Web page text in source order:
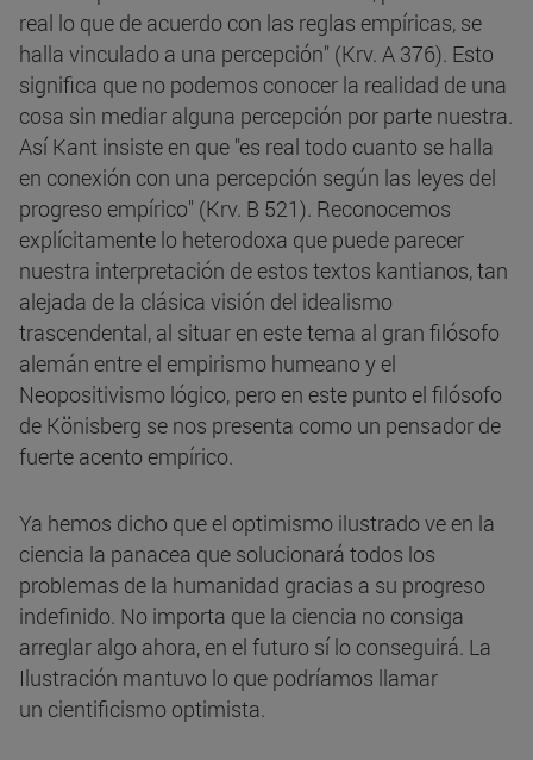
real lo que de acuerdo con las reglas empíricas, se
halla vinculado a una percepción" (Krv. A 376). Esto
significa que no podemos conocer la realidad de una
cosa sin mediar alguna percepción por parte nuestra.
Así Kant insiste en que "es real todo cuanto se halla
en conexión con una percepción según las leyes del
progreso empírico" (Krv. B 521). Reconocemos
explícitamente lo heterodoxa que puede parecer
nuestra interpretación de estos textos kantianos, tan
alejada de la clásica visión del idealismo
trascendental, al situar en este tema al gran filósofo
alemán entre el empirismo humeano y el
Neopositivismo lógico, pero en este punto el filósofo
de Könisberg se nos presenta como un pensador de
fuerte acento empírico.
Ya hemos dicho que el optimismo ilustrado ve en la
ciencia la panacea que solucionará todos los
problemas de la humanidad gracias a su progreso
indefinido. No importa que la ciencia no consiga
arreglar algo ahora, en el futuro sí lo conseguirá. La
Ilustración mantuvo lo que podríamos llamar
un cientificismo optimista.